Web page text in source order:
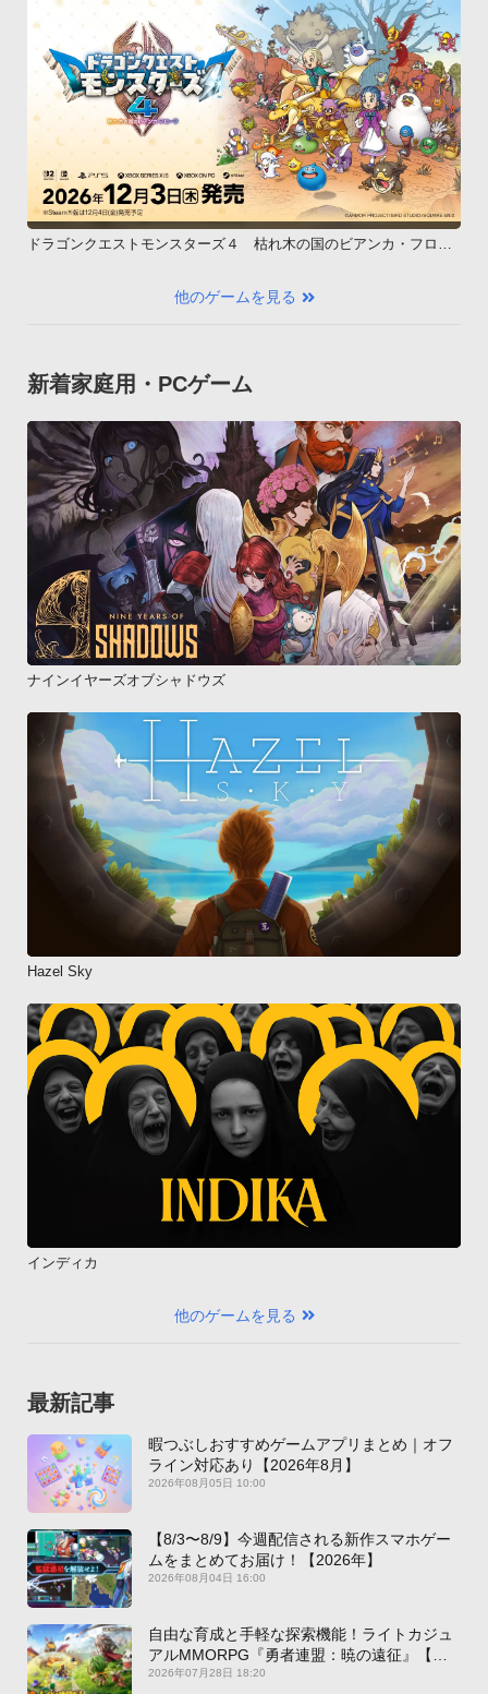
ドラゴンクエストモンスターズ４ 枯れ木の国のビアンカ・フロー
他のゲームを見る
新着家庭用・PCゲーム
ナインイヤーズオブシャドウズ
Hazel Sky
インディカ
他のゲームを見る
最新記事
暇つぶしおすすめゲームアプリまとめ｜オフ
ライン対応あり【2026年8月】
2026年08月05日 10:00
【8/3〜8/9】今週配信される新作スマホゲー
ムをまとめてお届け！【2026年】
2026年08月04日 16:00
自由な育成と手軽な探索機能！ライトカジュ
アルMMORPG『勇者連盟：暁の遠征』【最
新作PICKUP】
2026年07月28日 18:20